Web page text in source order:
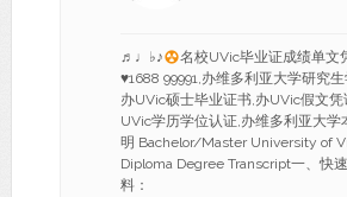
♬♩♭♪
名校UVic毕业证成绩单文
♥1688 99991,办维多利亚大学研究
办UVic硕士毕业证书,办UVic假文凭
UVic学历学位认证,办维多利亚大学
明 Bachelor/Master University of
Diploma Degree Transcript一、快
料：